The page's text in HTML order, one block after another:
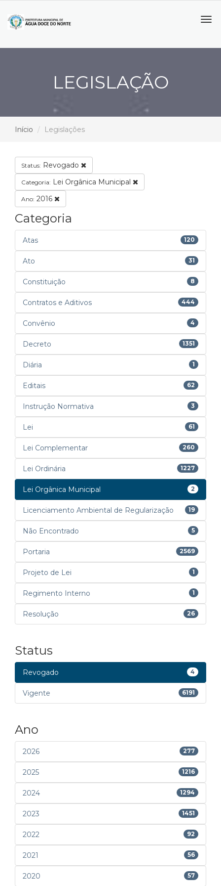
LEGISLAÇÃO
Início Legislações
Status: Revogado
Categoria: Lei Orgânica Municipal
Ano: 2016
Categoria
Atas 120
Ato 31
Constituição 8
Contratos e Aditivos 444
Convênio 4
Decreto 1351
Diária 1
Editais 62
Instrução Normativa 3
Lei 61
Lei Complementar 260
Lei Ordinária 1227
Lei Orgânica Municipal 2
Licenciamento Ambiental de Regularização 19
Não Encontrado 5
Portaria 2569
Projeto de Lei 1
Regimento Interno 1
Resolução 26
Status
Revogado 4
Vigente 6191
Ano
2026 277
2025 1216
2024 1294
2023 1451
2022 92
2021 56
2020 57